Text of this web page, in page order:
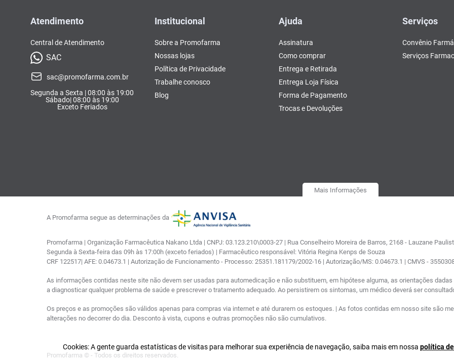
Cookies: A gente guarda estatísticas de visitas para melhorar sua experiência de navegação, saiba mais em nossa política
Atendimento
Central de Atendimento
SAC
sac@promofarma.com.br
Segunda a Sexta | 08:00 às 19:00
Sábado| 08:00 às 19:00
Exceto Feriados
Institucional
Sobre a Promofarma
Nossas lojas
Política de Privacidade
Trabalhe conosco
Blog
Ajuda
Assinatura
Como comprar
Entrega e Retirada
Entrega Loja Física
Forma de Pagamento
Trocas e Devoluções
Serviços
Convênio
Serviços
Mais Informações
A Promofarma segue as determinações da
Promofarma | Organização Farmacêutica Nakano Ltda | CNPJ: 03.123.210\0003-27 | Rua Conselheiro Moreira de Barros, 2168 - Lauzane
Segunda à Sexta-feira das 09h às 17:00h (exceto feriados) | Farmacêutico responsável: Vitória Regina Kenps de Souza
CRF 122517| AFE: 0.04673.1 | Autorização de Funcionamento - Processo: 25351.181179/2002-16 | Autorização/MS: 0.04673.1 | CMVS -
As informações contidas neste site não devem ser usadas para automedicação e não substituem, em hipótese alguma, as orientações
a diagnosticar qualquer problema de saúde e prescrever o tratamento adequado. Ao persistirem os sintomas, um médico deverá ser
Os preços e as promoções são válidos apenas para compras via internet e até durarem os estoques. | As fotos contidas em nosso site são
alterações no decorrer do dia. Desconto à vista, cupons e outras promoções não são cumulativos.
Promofarma © - Todos os direitos reservados.